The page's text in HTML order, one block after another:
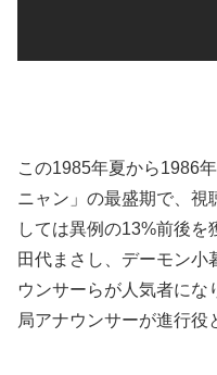
この1985年夏から1986
ニャン」の最盛期で、視
しては異例の13%前後を
田代まさし、デーモン小
ウンサーらが人気者にな
局アナウンサーが進行役